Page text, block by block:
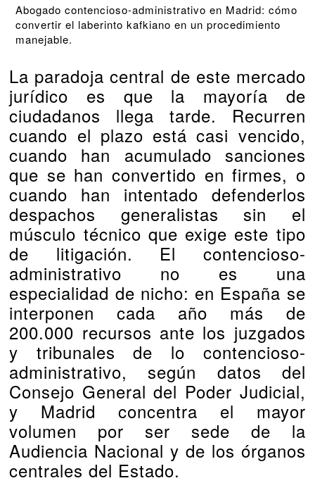
Abogado contencioso-administrativo en Madrid: cómo
convertir el laberinto kafkiano en un procedimiento
manejable.
La paradoja central de este mercado
jurídico es que la mayoría de
ciudadanos llega tarde. Recurren
cuando el plazo está casi vencido,
cuando han acumulado sanciones
que se han convertido en firmes, o
cuando han intentado defenderlos
despachos generalistas sin el
músculo técnico que exige este tipo
de litigación. El contencioso-
administrativo no es una
especialidad de nicho: en España se
interponen cada año más de
200.000 recursos ante los juzgados
y tribunales de lo contencioso-
administrativo, según datos del
Consejo General del Poder Judicial,
y Madrid concentra el mayor
volumen por ser sede de la
Audiencia Nacional y de los órganos
centrales del Estado.